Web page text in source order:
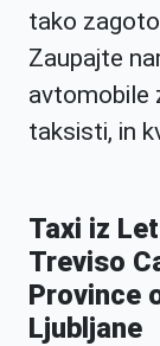
tako
Zaupajte
avtomobile
taksisti, in
Taxi iz
Treviso
Province
Ljubljane